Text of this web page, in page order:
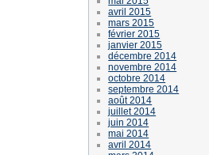
avril 2015
mars 2015
février 2015
janvier 2015
décembre 2014
novembre 2014
octobre 2014
septembre 2014
août 2014
juillet 2014
juin 2014
mai 2014
avril 2014